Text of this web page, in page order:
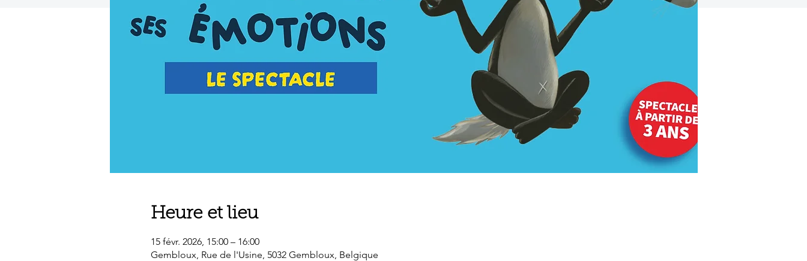
Heure et lieu
15 févr. 2026, 15:00 – 16:00
Gembloux, Rue de l'Usine, 5032 Gembloux, Belgique